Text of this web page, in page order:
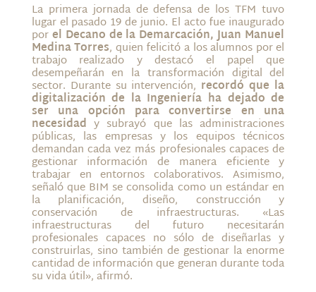
La primera jornada de defensa de los TFM tuvo
lugar el pasado 19 de junio. El acto fue inaugurado
porel Decano de la Demarcación, Juan Manuel
Medina Torres, quien felicitó a los alumnos por el
trabajo realizado y destacó el papel que
desempeñarán en la transformación digital del
sector. Durante su intervención, recordó que la
digitalización de la Ingeniería ha dejado de
ser una opción para convertirse en una
necesidad y subrayó que las administraciones
públicas, las empresas y los equipos técnicos
demandan cada vez más profesionales capaces de
gestionar información de manera eficiente y
trabajar en entornos colaborativos. Asimismo,
señaló que BIM se consolida como un estándar en
la planificación, diseño, construcción y
conservación de infraestructuras. «Las
infraestructuras del futuro necesitarán
profesionales capaces no sólo de diseñarlas y
construirlas, sino también de gestionar la enorme
cantidad de información que generan durante toda
su vida útil», afirmó.